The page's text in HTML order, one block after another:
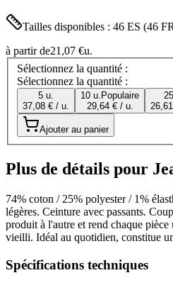
Tailles disponibles : 46 ES (46
à partir de21,07 €u.
Sélectionnez la quantité :
Sélectionnez la quantité :
5 u.
37,08 € / u.
10 u. Populaire
29,64 € / u.
Ajouter au panier
Plus de détails pour
74% coton / 25% polyester / 1%
légères. Ceinture avec passants.
produit à l'autre et rend chaque
vieilli. Idéal au quotidien, constitue
Spécifications techniques